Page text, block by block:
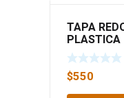
TAPA
PLASTICA
$550